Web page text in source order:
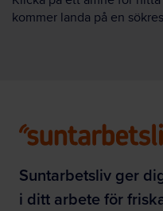
kommer landa på en
Suntarbetsliv ger
i ditt arbete för